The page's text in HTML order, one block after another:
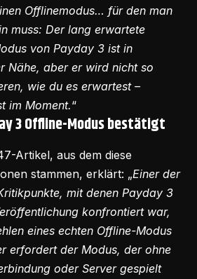
Offlinemodus… für den man
muss: Der lang erwartete
von Payday 3 ist in
Nähe, aber er wird nicht so
wie du es erwartest –
im Moment.“
3 Offline-Modus bestätigt
Artikel, aus dem diese
stammen, erklärt: „Einer der
mit denen Payday 3
konfrontiert war,
eines echten Offline-Modus
erfordert der Modus, der ohne
oder Server gespielt